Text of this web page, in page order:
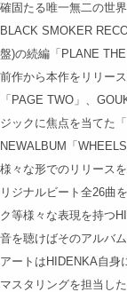
確固たる唯一無二の世
BLACK SMOKER
盤)の続編「PLANE
前作から本作をリリー
「PAGE TWO」、
ジックに焦点を当てた
NEWALBUM「
様々な形でのリリース
リジナルビート全26曲
ク等様々な表現を持つ
音を聴けばそのアルバ
アートはHIDENKA自身
マスタリングを担当し